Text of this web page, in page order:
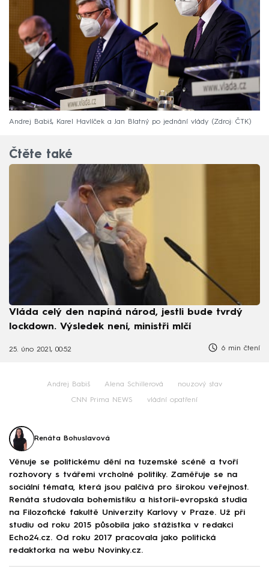
Andrej Babiš, Karel Havlíček a Jan Blatný po jednání vlády Zdroj: ČTK
Čtěte také
Vláda celý den napíná národ, jestli bude tvrdý
lockdown. Výsledek není, ministři mlčí
25. úno 2021, 00:52 6 min čtení
Andrej Babiš Alena Schillerová nouzový stav
CNN Prima NEWS vládní opatření
Renáta Bohuslavová
Věnuje se politickému dění na tuzemské scéně a tvoří
rozhovory s tvářemi vrcholné politiky. Zaměřuje se na
sociální témata, která jsou palčivá pro širokou veřejnost.
Renáta studovala bohemistiku a historii-evropská studia
na Filozofické fakultě Univerzity Karlovy v Praze. Už při
studiu od roku 2015 působila jako stážistka v redakci
Echo24.cz. Od roku 2017 pracovala jako politická
redaktorka na webu Novinky.cz.